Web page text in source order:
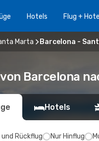
Hotels Flug + Hotel
Marta Barcelona -
Barcelona
Hotels
und Rückflug Nur Hinflug